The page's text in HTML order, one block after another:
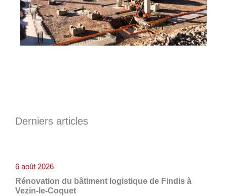
Derniers articles
Rénovation du bâtiment logistique de Findis à
Vezin-le-Coquet
6 août 2026